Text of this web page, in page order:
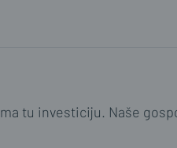
tu investiciju. Naše